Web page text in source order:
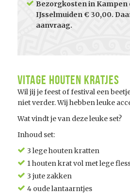
Bezorgkosten in Kampen
IJsselmuiden € 30,00.
aanvraag.
Vitage houten kratjes
Wil jij je feest of festival een
niet verder. Wij hebben leuke
Wat vindt je van deze leuke set?
Inhoud set:
3 lege houten kratten
1 houten krat vol met lege
3 jute zakken
4 oude lantaarntjes